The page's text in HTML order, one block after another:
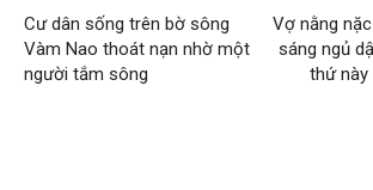
Cư dân sống trên bờ sông
Vàm Nao thoát nạn nhờ một
người tắm sông
Vợ nằng
sáng ngủ
thứ này